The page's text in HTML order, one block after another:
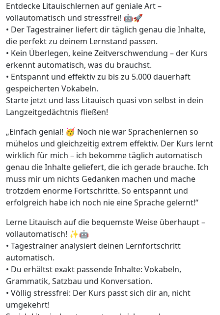
Entdecke Litauischlernen auf geniale Art –
vollautomatisch und stressfrei! 🤖🚀
• Der Tagestrainer liefert dir täglich genau die Inhalte,
die perfekt zu deinem Lernstand passen.
• Kein Überlegen, keine Zeitverschwendung – der Kurs
erkennt automatisch, was du brauchst.
• Entspannt und effektiv zu bis zu 5.000 dauerhaft
gespeicherten Vokabeln.
Starte jetzt und lass Litauisch quasi von selbst in dein
Langzeitgedächtnis fließen!
„Einfach genial! 🥳 Noch nie war Sprachenlernen so
mühelos und gleichzeitig extrem effektiv. Der Kurs lernt
wirklich für mich – ich bekomme täglich automatisch
genau die Inhalte geliefert, die ich gerade brauche. Ich
muss mir um nichts Gedanken machen und mache
trotzdem enorme Fortschritte. So entspannt und
erfolgreich habe ich noch nie eine Sprache gelernt!“
Lerne Litauisch auf die bequemste Weise überhaupt –
vollautomatisch! ✨🤖
• Tagestrainer analysiert deinen Lernfortschritt
automatisch.
• Du erhältst exakt passende Inhalte: Vokabeln,
Grammatik, Satzbau und Konversation.
• Völlig stressfrei: Der Kurs passt sich dir an, nicht
umgekehrt!